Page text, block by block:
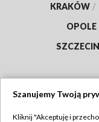
KRAKÓW /
OPOLE
SZCZECIN
Szanujemy Twoją
Kliknij "Akceptuję i